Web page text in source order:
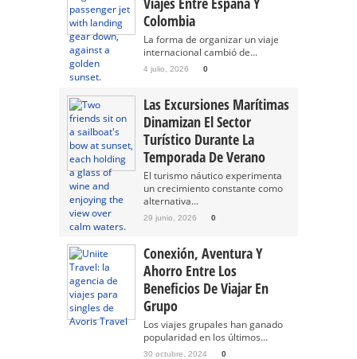
Colombia
La forma de organizar un viaje
internacional cambió de...
4 julio, 2026 0
Las Excursiones Marítimas
Dinamizan El Sector
Turístico Durante La
Temporada De Verano
El turismo náutico experimenta
un crecimiento constante como
alternativa...
29 junio, 2026 0
Conexión, Aventura Y
Ahorro Entre Los
Beneficios De Viajar En
Grupo
Los viajes grupales han ganado
popularidad en los últimos...
30 octubre, 2024 0